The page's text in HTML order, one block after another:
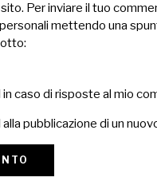
Per inviare il tuo
mettendo una
caso di risposte al mio
pubblicazione di un